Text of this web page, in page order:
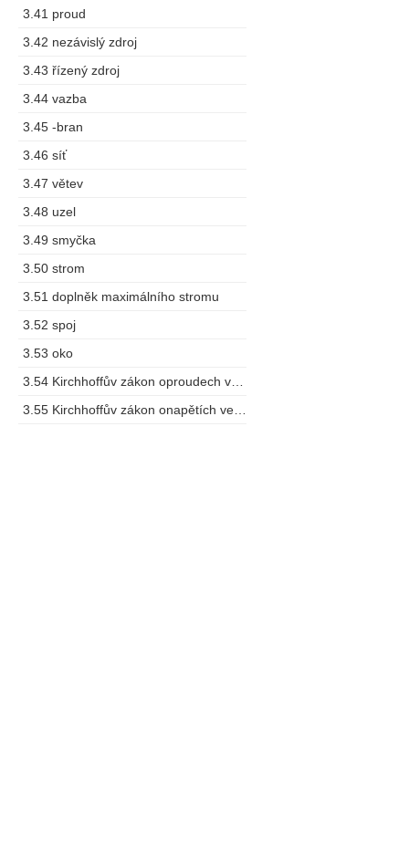
3.41 proud
3.42 nezávislý zdroj
3.43 řízený zdroj
3.44 vazba
3.45 -bran
3.46 síť
3.47 větev
3.48 uzel
3.49 smyčka
3.50 strom
3.51 doplněk maximálního stromu
3.52 spoj
3.53 oko